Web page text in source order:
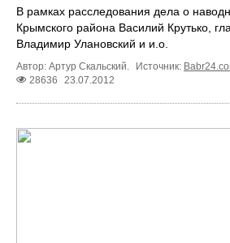
В рамках расследования дела о
Крымского района Василий Крутько,
Владимир Улановский и и.о.
Автор: Артур Скальский. Источник:
28636
23.07.2012